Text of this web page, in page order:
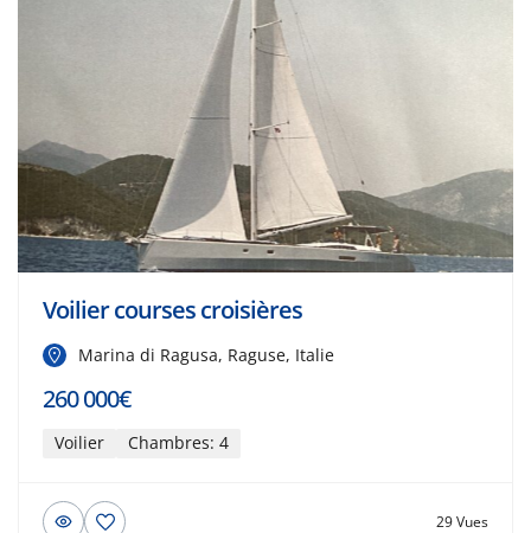
Voilier courses croisières
Marina di Ragusa, Raguse, Italie
260 000€
Voilier Chambres: 4
29 Vues